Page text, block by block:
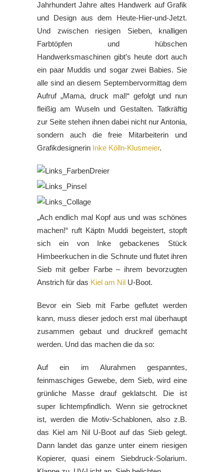
Jahrhundert Jahre altes Handwerk auf Grafik
und Design aus dem Heute-Hier-und-Jetzt.
Und zwischen riesigen Sieben, knalligen
Farbtöpfen und hübschen
Handwerksmaschinen gibt’s heute dort auch
ein paar Muddis und sogar zwei Babies. Sie
alle sind an diesem Septembervormittag dem
Aufruf „Mama, druck mal!“ gefolgt und nun
fleißig am Wuseln und Gestalten. Tatkräftig
zur Seite stehen ihnen dabei nicht nur Antonia,
sondern auch die freie Mitarbeiterin und
Grafikdesignerin Inke Kölln-Klusmeier.
„Ach endlich mal Kopf aus und was schönes
machen!“ ruft Käptn Muddi begeistert, stopft
sich ein von Inke gebackenes Stück
Himbeerkuchen in die Schnute und flutet ihren
Sieb mit gelber Farbe – ihrem bevorzugten
Anstrich für das Kiel am Nil U-Boot.
Bevor ein Sieb mit Farbe geflutet werden
kann, muss dieser jedoch erst mal überhaupt
zusammen gebaut und druckreif gemacht
werden. Und das machen die da so:
Auf ein im Alurahmen gespanntes,
feinmaschiges Gewebe, dem Sieb, wird eine
grünliche Masse drauf geklatscht. Die ist
super lichtempfindlich. Wenn sie getrocknet
ist, werden die Motiv-Schablonen, also z.B.
das Kiel am Nil U-Boot auf das Sieb gelegt.
Dann landet das ganze unter einem riesigen
Kopierer, quasi einem Siebdruck-Solarium.